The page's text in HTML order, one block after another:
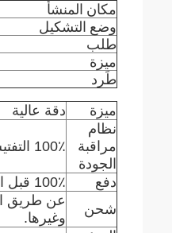
مكان المنشأ
وضع التشكيل
طلب
ميزة
طَرد
ميزة
دقة عالية
نظام
مراقبة
الجودة
100٪ التفتيش قبل الشحن
دفع
100٪ قبل الشحن.
شحن
وغيرها.